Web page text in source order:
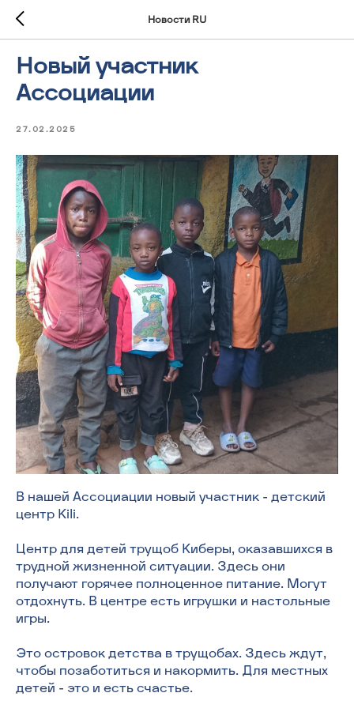
Новости RU
Новый участник
Ассоциации
27.02.2025
В нашей Ассоциации новый участник - детский
центр Kili.
Центр для детей трущоб Киберы, оказавшихся в
трудной жизненной ситуации. Здесь они
получают горячее полноценное питание. Могут
отдохнуть. В центре есть игрушки и настольные
игры.
Это островок детства в трущобах. Здесь ждут,
чтобы позаботиться и накормить. Для местных
детей - это и есть счастье.